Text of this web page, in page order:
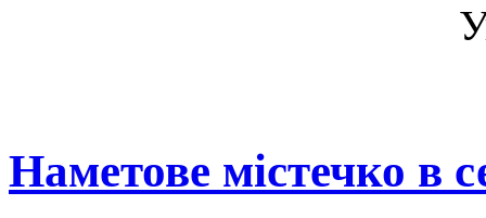
Наметове містечко в